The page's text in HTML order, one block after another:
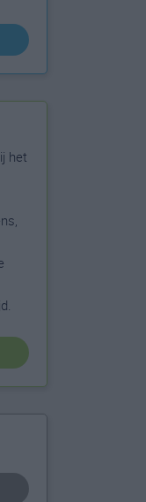
het